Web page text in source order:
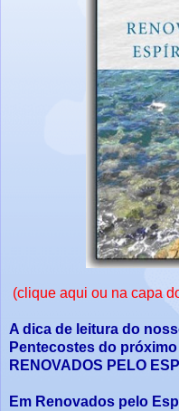
(clique aqui ou na capa
A dica de leitura do
Pentecostes do
RENOVADOS PELO
Em Renovados pelo